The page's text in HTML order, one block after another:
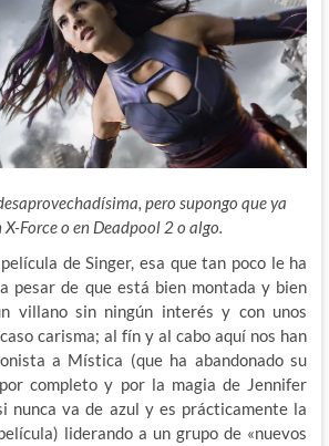
pero supongo que ya
X-Force o en Deadpool 2 o algo.
de Singer, esa que tan poco le ha
pesar de que está bien montada y bien
villano sin ningún interés y con unos
carisma; al fín y al cabo aquí nos han
a Mística (que ha abandonado su
completo y por la magia de Jennifer
nunca va de azul y es prácticamente la
liderando a un grupo de «nuevos